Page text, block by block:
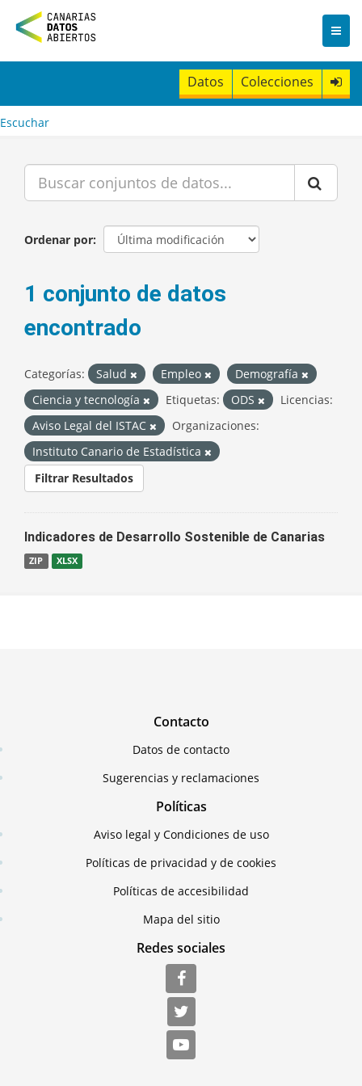
n
t
Datos Colecciones
Escuchar
Ordenar por
1 conjunto de datos
encontrado
Categorías: Salud Empleo
Demografía
Ciencia y tecnología
Etiquetas: ODS
Licencias:
Aviso Legal del ISTAC
Organizaciones:
Instituto Canario de Estadística
Filtrar Resultados
Indicadores de Desarrollo Sostenible de Canarias
ZIP XLSX
Contacto
Datos de contacto
Sugerencias y reclamaciones
Políticas
Aviso legal y Condiciones de uso
Políticas de privacidad y de cookies
Políticas de accesibilidad
Mapa del sitio
Redes sociales